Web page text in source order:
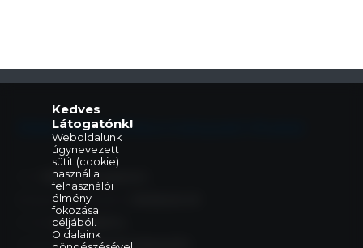
Eleki Közös Önkormányzati Hivatal
5742 Elek, Gyulai út 2.
Központi telefonszám:
E-mail:elek@elek.hu
Hivatali Kapu:PHELEK,706040373
Kedves
Látogatónk!
Weboldalunk
úgynevezett
sütit (cookie)
használ a
felhasználói
élmény
fokozása
céljából.
Oldalaink